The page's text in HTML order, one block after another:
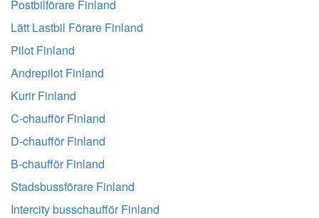
Postbilförare Finland
Lätt Lastbil Förare Finland
Pilot Finland
Andrepilot Finland
Kurir Finland
C-chaufför Finland
D-chaufför Finland
B-chaufför Finland
Stadsbussförare Finland
Intercity busschaufför Finland